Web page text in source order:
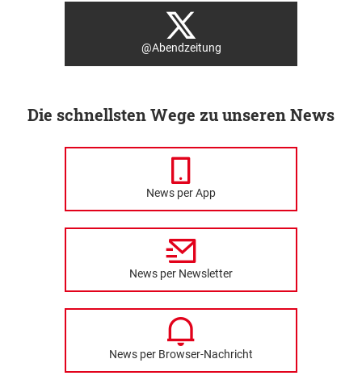
@Abendzeitung
Die schnellsten Wege zu unseren News
News per App
News per Newsletter
News per Browser-Nachricht